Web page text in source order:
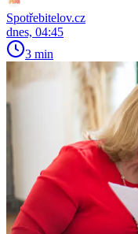
Spotřebitelov.cz
dnes, 04:45
3 min